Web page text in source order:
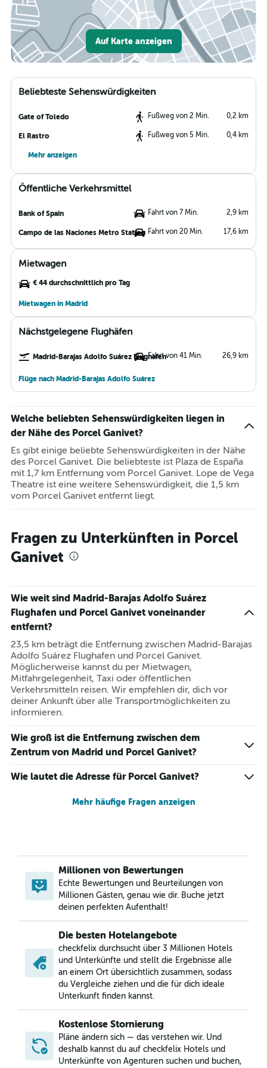
Auf Karte anzeigen
Beliebteste Sehenswürdigkeiten
Gate of Toledo Fußweg von 2 Min. 0,2 km
El Rastro Fußweg von 5 Min. 0,4 km
Mehr anzeigen
Öffentliche Verkehrsmittel
Bank of Spain Fahrt von 7 Min. 2,9 km
Campo de las Naciones Metro Station Fahrt von 20 Min. 17,6 km
Mietwagen
€ 44 durchschnittlich pro Tag
Mietwagen in Madrid
Nächstgelegene Flughäfen
Madrid-Barajas Adolfo Suárez FlughafenFahrt von 41 Min. 26,9 km
Flüge nach Madrid-Barajas Adolfo Suárez
Welche beliebten Sehenswürdigkeiten liegen in
der Nähe des Porcel Ganivet?
Es gibt einige beliebte Sehenswürdigkeiten in der Nähe
des Porcel Ganivet. Die beliebteste ist Plaza de España
mit 1,7 km Entfernung vom Porcel Ganivet. Lope de Vega
Theatre ist eine weitere Sehenswürdigkeit, die 1,5 km
vom Porcel Ganivet entfernt liegt.
Fragen zu Unterkünften in Porcel
Ganivet
Wie weit sind Madrid-Barajas Adolfo Suárez
Flughafen und Porcel Ganivet voneinander
entfernt?
23,5 km beträgt die Entfernung zwischen Madrid-Barajas
Adolfo Suárez Flughafen und Porcel Ganivet.
Möglicherweise kannst du per Mietwagen,
Mitfahrgelegenheit, Taxi oder öffentlichen
Verkehrsmitteln reisen. Wir empfehlen dir, dich vor
deiner Ankunft über alle Transportmöglichkeiten zu
informieren.
Wie groß ist die Entfernung zwischen dem
Zentrum von Madrid und Porcel Ganivet?
Wie lautet die Adresse für Porcel Ganivet?
Mehr häufige Fragen anzeigen
Millionen von Bewertungen
Echte Bewertungen und Beurteilungen von
Millionen Gästen, genau wie dir. Buche jetzt
deinen perfekten Aufenthalt!
Die besten Hotelangebote
checkfelix durchsucht über 3 Millionen Hotels
und Unterkünfte und stellt die Ergebnisse alle
an einem Ort übersichtlich zusammen, sodass
du Vergleiche ziehen und die für dich ideale
Unterkunft finden kannst.
Kostenlose Stornierung
Pläne ändern sich — das verstehen wir. Und
deshalb kannst du auf checkfelix Hotels und
Unterkünfte von Agenturen suchen und buchen,